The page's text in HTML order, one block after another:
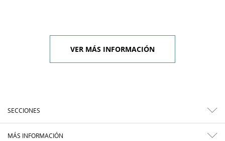
VER MÁS INFORMACIÓN
SECCIONES
MÁS INFORMACIÓN